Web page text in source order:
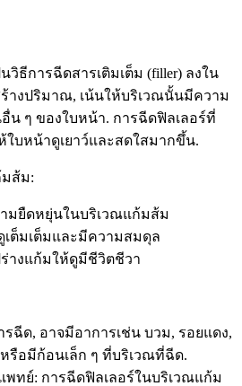
ธีการฉีดสารเติมเต็ม (filler) ลงใน
างปริมาณ, เน้นให้บริเวณนั้นมีความ
น ๆ ของใบหน้า. การฉีดฟิลเลอร์ที่
บหน้าดูเยาว์และสดใสมากขึ้น.
มส้ม:
มยืดหยุ่นในบริเวณแก้มส้ม
ต็มเต็มและมีความสมดุล
างแก้มให้ดูมีชีวิตชีวา
รฉีด, อาจมีอาการเช่น บวม, รอยแดง,
รือมีก้อนเล็ก ๆ ที่บริเวณที่ฉีด.
ทย์: การฉีดฟิลเลอร์ในบริเวณแก้ม